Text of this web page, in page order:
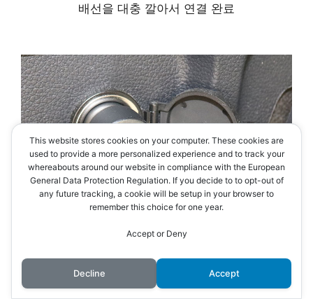
배선을 대충 깔아서 연결 완료
트렁크 파워 아울렛이 상시 전원이 아니기에
This website stores cookies on your computer. These cookies are
used to provide a more personalized experience and to track your
whereabouts around our website in compliance with the European
General Data Protection Regulation. If you decide to to opt-out of
any future tracking, a cookie will be setup in your browser to
remember this choice for one year.
Accept or Deny
Decline Accept